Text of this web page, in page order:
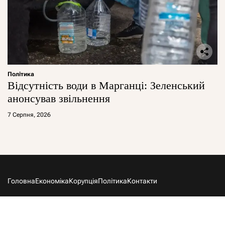
Політика
Відсутність води в Марганці: Зеленський
анонсував звільнення
7 Серпня, 2026
ГоловнаЕкономікаКорупціяПолітикаКонтакти